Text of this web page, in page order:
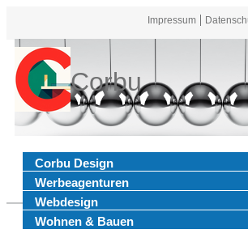
Impressum
Corbu
Corbu Design
Werbeagenturen
Webdesign
Wohnen & Bauen